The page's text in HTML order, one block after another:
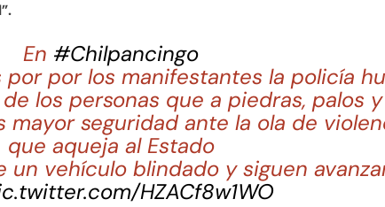
En #Chilpancingo
por por los manifestantes la policía
los personas que a piedras, palos y
mayor seguridad ante la ola de
que aqueja al Estado
un vehículo blindado y siguen
HZACf8w1WO